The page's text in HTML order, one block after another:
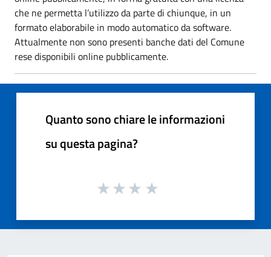
che ne permetta l’utilizzo da parte di chiunque, in un
formato elaborabile in modo automatico da software.
Attualmente non sono presenti banche dati del Comune
rese disponibili online pubblicamente.
Quanto sono chiare le informazioni
su questa pagina?